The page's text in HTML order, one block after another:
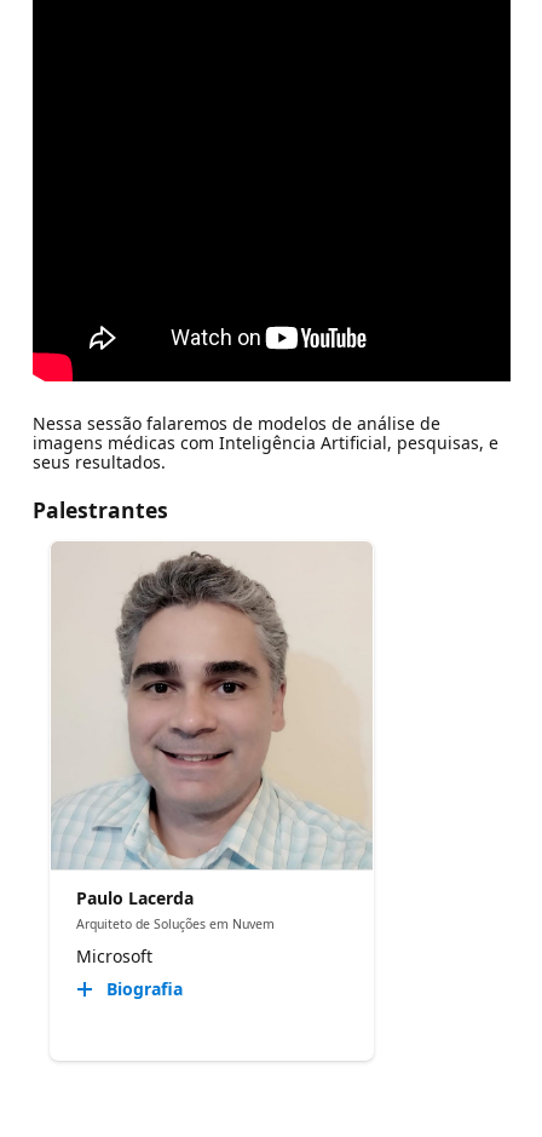
Nessa sessão falaremos de modelos de análise de
imagens médicas com Inteligência Artificial, pesquisas, e
seus resultados.
Palestrantes
Paulo Lacerda
Arquiteto de Soluções em Nuvem
Microsoft
Biografia